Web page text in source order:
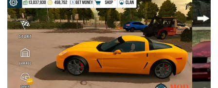
Bahkan, ada bengkel mobil di mana kamu bisa memperbaiki atau
memodifikasi mobilmu.
Selain bebas menjelajah, ada juga mode polisi. Kalau pakek
aplikasi versi original, kamu perlu bayar kalau mau jadi polisi,
udah kayak di dunia nyata aja ya, eh! wkwk, becanda. Tapi
tenang, dengan download Car Parking Multiplayer Mod Apk mau
jadi polisi tinggal klik aja, gratis!